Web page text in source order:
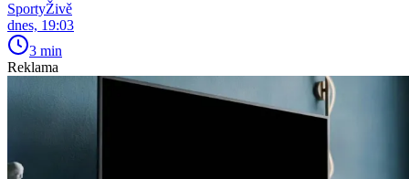
SportyŽivě
dnes, 19:03
3 min
Reklama